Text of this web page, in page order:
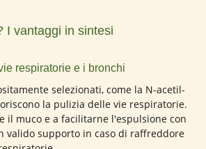
I vantaggi in sintesi
respiratorie e i bronchi
selezionati, come la N-acetil-
la pulizia delle vie respiratorie.
il muco e a facilitarne l'espulsione con
valido supporto in caso di raffreddore